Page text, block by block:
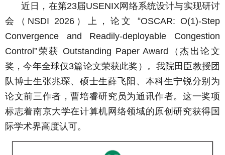
近日，在第23届USENIX网络系统设计与实现研讨
会（ NSDI 2026）上，论文 “OSCAR: O(1)-Step
Convergence and Readily-deployable Congestion
Control”荣获Outstanding Paper Award
（杰出论文
奖，今年全球仅3篇论文荣获此奖）。我院田臣教授团
队博士生张兆琛、硕士生薛飞阳、本科生宁锐分别为
论文前三作者，曹培睿研究员为通讯作者。这一奖项
标志着南京大学在计算机网络领域的原创研究获得国
际学术界高度认可。